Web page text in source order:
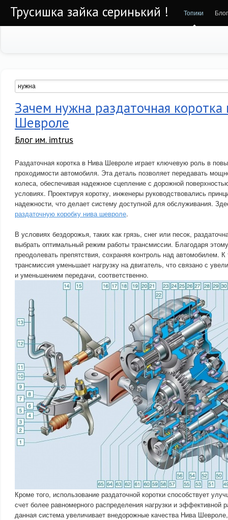
Трусишка зайка серинький ! Топики
Зачем нужна раздаточная коротка
Шевроле
Блог им. imtrus
Раздаточная коротка в Нива Шевроле играет ключевую роль в
проходимости автомобиля. Эта деталь позволяет передавать
колеса, обеспечивая надежное сцепление с дорожной
условиях. Проектируя коротку, инженеры руководствовались
надежности, что делает систему доступной для обслуживания.
раздаточную коробку нива шевроле.
В условиях бездорожья, таких как грязь, снег или песок,
выбрать оптимальный режим работы трансмиссии. Благодаря
преодолевать препятствия, сохраняя контроль над автомобилем.
трансмиссия уменьшает нагрузку на двигатель, что связано с
и уменьшением передачи, соответственно.
Кроме того, использование раздаточной коротки способствует
счет более равномерного распределения нагрузки и эффективной
данная система увеличивает внедорожные качества Нива